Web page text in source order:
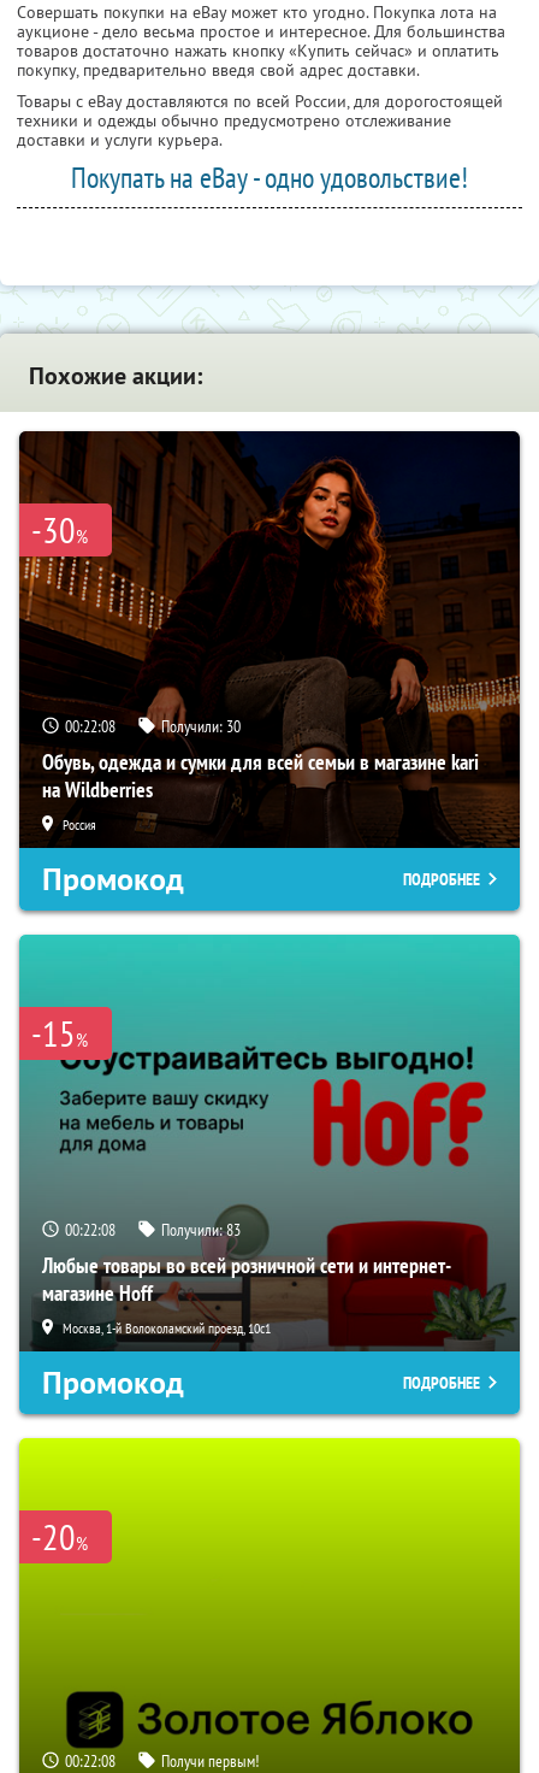
Совершать покупки на eBay может кто угодно. Покупка лота на
аукционе - дело весьма простое и интересное. Для большинства
товаров достаточно нажать кнопку «Купить сейчас» и оплатить
покупку, предварительно введя свой адрес доставки.
Товары с eBay доставляются по всей России, для дорогостоящей
техники и одежды обычно предусмотрено отслеживание
доставки и услуги курьера.
Покупать на eBay - одно удовольствие!
Похожие акции:
-30%
00:22:07 Получили: 30
Обувь, одежда и сумки для всей семьи в магазине kari
на Wildberries
Россия
Промокод ПОДРОБНЕЕ
-15%
00:22:07 Получили:83
Любые товары во всей розничной сети и интернет-
магазине Hoff
Москва, 1-й Волоколамский проезд, 10с1
Промокод ПОДРОБНЕЕ
-20%
00:22:07 Получи первым!